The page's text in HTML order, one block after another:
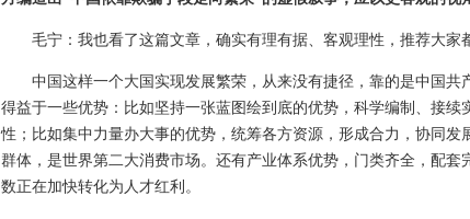
毛宁：我也看了这篇文章，确实有理有据、客观理性，推荐大家
中国这样一个大国实现发展繁荣，从来没有捷径，靠的是中国
得益于一些优势：比如坚持一张蓝图绘到底的优势，科学编制、接
性；比如集中力量办大事的优势，统筹各方资源，形成合力，协同
群体，是世界第二大消费市场。还有产业体系优势，门类齐全，配
数正在加快转化为人才红利。